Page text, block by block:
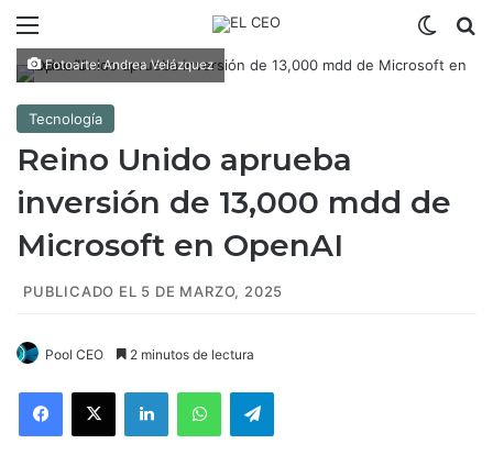
Fotoarte: Andrea Velázquez
Tecnología
Reino Unido aprueba
inversión de 13,000 mdd de
Microsoft en OpenAI
PUBLICADO EL 5 DE MARZO, 2025
Pool CEO 2 minutos de lectura